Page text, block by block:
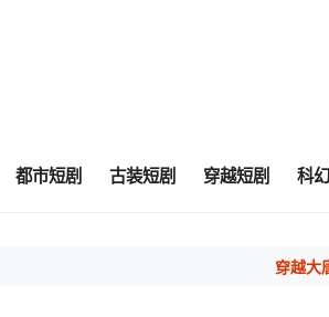
都市短剧 古装短剧 穿越短剧 科
穿越大